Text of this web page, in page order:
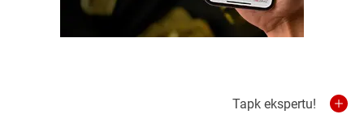
Tapk ekspertu!